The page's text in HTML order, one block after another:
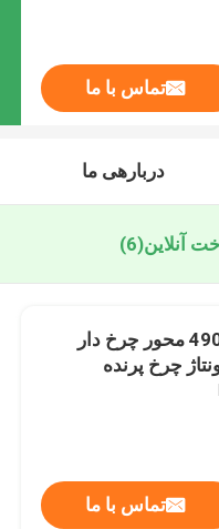
تماس با ما
دربارهی ما
(6)
490B-13006-2 محور چرخ دار
تماس با ما